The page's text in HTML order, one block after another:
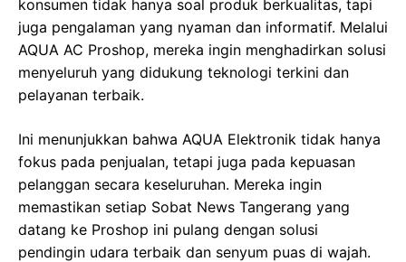
konsumen tidak hanya soal produk berkualitas, tapi
juga pengalaman yang nyaman dan informatif. Melalui
AQUA AC Proshop, mereka ingin menghadirkan solusi
menyeluruh yang didukung teknologi terkini dan
pelayanan terbaik.
Ini menunjukkan bahwa AQUA Elektronik tidak hanya
fokus pada penjualan, tetapi juga pada kepuasan
pelanggan secara keseluruhan. Mereka ingin
memastikan setiap Sobat News Tangerang yang
datang ke Proshop ini pulang dengan solusi
pendingin udara terbaik dan senyum puas di wajah.